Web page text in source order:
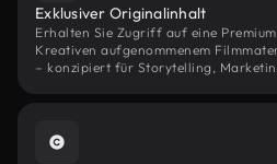
Exklusiver Originalinhalt
Erhalten Sie Zugriff auf eine
Kreativen aufgenommenem
– konzipiert für Storytelling,